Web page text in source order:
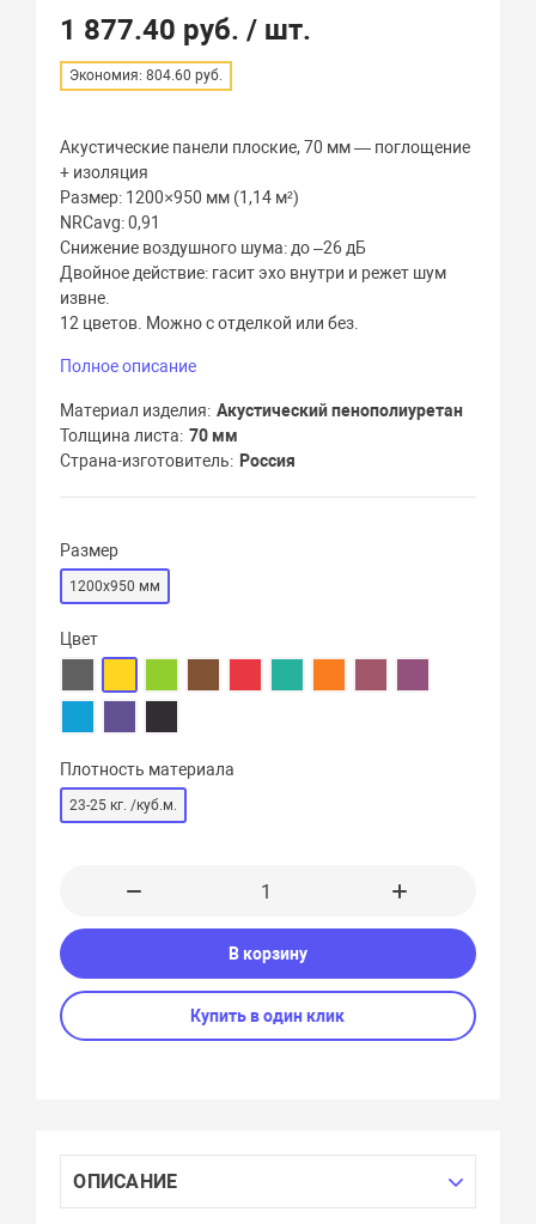
1 877.40 руб. / шт.
Экономия: 804.60 руб.
Акустические панели плоские, 70 мм — поглощение
+ изоляция
Размер: 1200×950 мм (1,14 м²)
NRCavg: 0,91
Снижение воздушного шума: до –26 дБ
Двойное действие: гасит эхо внутри и режет шум
извне.
12 цветов. Можно с отделкой или без.
Полное описание
Материал изделия Акустический пенополиуретан
Толщина листа 70 мм
Страна-изготовитель
Россия
Размер
1200х950 мм
Цвет
Плотность материала
23-25 кг. /куб.м.
В корзину
Купить в один клик
ОПИСАНИЕ